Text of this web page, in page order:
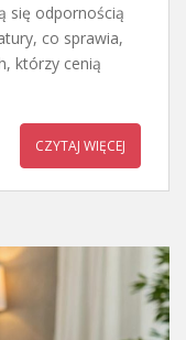
się odpornością
co sprawia,
którzy cenią
CZYTAJ WIĘCEJ